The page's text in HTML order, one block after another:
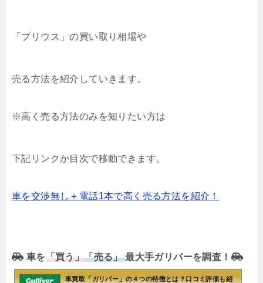
「プリウス」の買い取り相場や
売る方法を紹介していきます。
※高く売る方法のみを知りたい方は
下記リンクか目次で移動できます。
車を交渉無し＋電話1本で高く売る方法を紹介！
車を「買う」「売る」最大手ガリバーを調査！
車買取「ガリバー」の４つの特徴とは？口コミ評価も紹